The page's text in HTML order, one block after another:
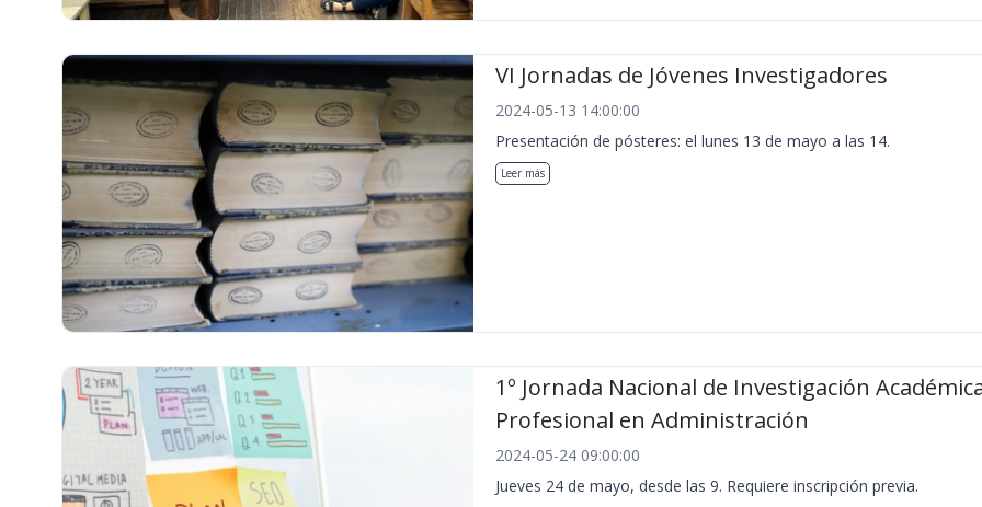
VI Jornadas de Jóvenes Investigadores
2024-05-13 14:00:00
Presentación de pósteres: el lunes 13 de mayo a las 14.
Leer más
1º Jornada Nacional de Investigación
Profesional en Administración
2024-05-24 09:00:00
Jueves 24 de mayo, desde las 9. Requiere inscripción previa.